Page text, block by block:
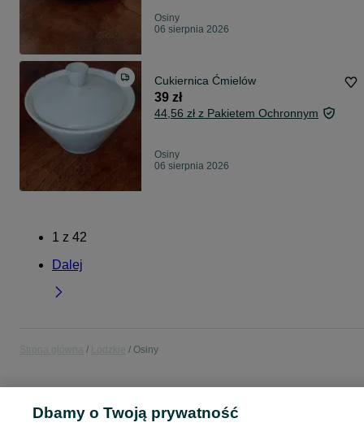
Osiny
06 sierpnia 2026
Cukiernica Ćmielów
39 zł
44,56 zł z Pakietem Ochronnym
Osiny
06 sierpnia 2026
1 z 42
Dalej
Osiny
Dbamy o Twoją prywatność